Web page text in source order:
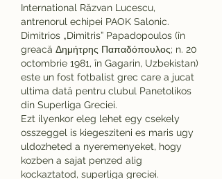
International Răzvan Lucescu,
antrenorul echipei PAOK Salonic.
Dimitrios „Dimitris” Papadopoulos (în
greacă Δημήτρης Παπαδόπουλος; n. 20
octombrie 1981, în Gagarin, Uzbekistan)
este un fost fotbalist grec care a jucat
ultima dată pentru clubul Panetolikos
din Superliga Greciei.
Ezt ilyenkor eleg lehet egy csekely
osszeggel is kiegesziteni es maris ugy
uldozheted a nyeremenyeket, hogy
kozben a sajat penzed alig
kockaztatod, superliga greciei.